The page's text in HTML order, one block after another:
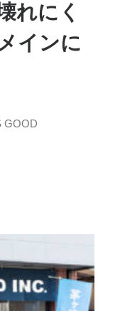
れにく
インに
GOOD